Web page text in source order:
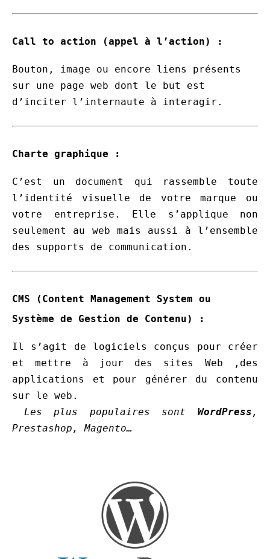
Call to action (appel à l’action) :
Bouton, image ou encore liens présents
sur une page web dont le but est
d’inciter l’internaute à interagir.
Charte graphique :
C’est un document qui rassemble toute
l’identité visuelle de votre marque ou
votre entreprise. Elle s’applique non
seulement au web mais aussi à l’ensemble
des supports de communication.
CMS (Content Management System ou
Système de Gestion de Contenu)
:
Il s’agit de logiciels conçus pour créer
et mettre à jour des sites Web ,des
applications et pour générer du contenu
sur le web.
Les plus populaires sont WordPress ,
Prestashop, Magento…